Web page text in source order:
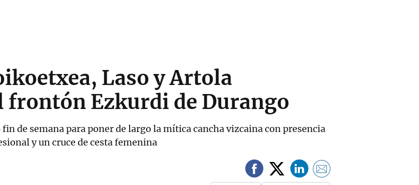
Laso y Artola
Ezkurdi de Durango
de semana para poner de largo la mítica cancha vizcaina con presencia
y un cruce de cesta femenina